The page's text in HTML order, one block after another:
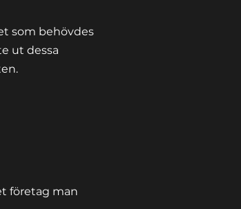
som behövdes
ut dessa
företag man